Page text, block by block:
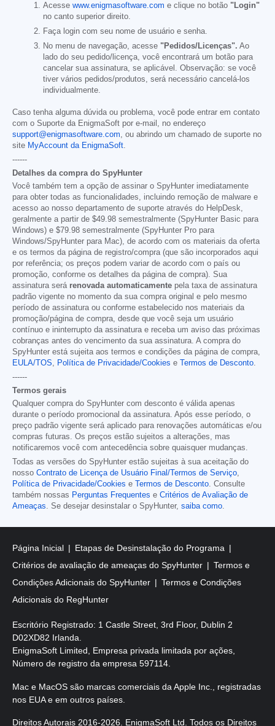
Acesse www.enigmasoftware.com e clique no botão "Login"
no canto superior direito.
Faça login com seu nome de usuário e senha.
No menu de navegação, acesse "Pedidos/Licenças". Ao
lado do seu pedido/licença, você encontrará um botão para
cancelar sua assinatura, se aplicável. Observação: se você
tiver vários pedidos/produtos, será necessário cancelá-los
individualmente.
Caso tenha alguma dúvida ou problema, você pode entrar em contato
com o Suporte da EnigmaSoft por e-mail, no endereço
support@enigmasoftware.com, ou abrindo um chamado de suporte no
site MyAccount da EnigmaSoft.
------
Detalhes da compra do SpyHunter
Você também tem a opção de assinar o SpyHunter imediatamente
para obter todas as funcionalidades, incluindo remoção de malware e
acesso ao nosso departamento de suporte através do HelpDesk,
geralmente a partir de $49.98 semestralmente (SpyHunter Basic para
Windows) e $79.98 semestralmente (SpyHunter Pro para
Windows/SpyHunter para Mac), de acordo com os materiais da oferta
e os termos da página de registro/compra (que são incorporados aqui
por referência; os preços podem variar de acordo com o país ou
promoção, conforme os detalhes da página de compra). Sua
assinatura será renovada automaticamente pela taxa de assinatura
padrão vigente no momento da sua compra original e pelo mesmo
período de assinatura ou conforme estabelecido nos materiais da
promoção/página de compra, desde que você seja um usuário
contínuo e ininterrupto da assinatura e receba um aviso das próximas
cobranças antes do vencimento da sua assinatura. A compra do
SpyHunter está sujeita aos termos e condições da página de compra,
EULA/TOS, Política de Privacidade/Cookies e Termos de Desconto.
------
Termos gerais
Qualquer compra do SpyHunter com desconto é válida apenas
durante o período promocional da assinatura. Após esse período, o
preço padrão vigente será aplicado para renovações automáticas e/ou
compras futuras. Os preços estão sujeitos a alterações, mas
notificaremos você com antecedência sobre quaisquer mudanças.
Todas as versões do SpyHunter estão sujeitas à sua aceitação do
nosso Contrato de Licença de Usuário Final/Termos de Serviço,
Política de Privacidade/Cookies e Termos de Desconto. Consulte
também nossas Perguntas Frequentes e Critérios de Avaliação de
Ameaças. Se desejar desinstalar o SpyHunter, saiba como.
Página Inicial
Etapas de Desinstalação do Programa
Critérios de avaliação de ameaças do SpyHunter
Termos e
Condições Adicionais do SpyHunter
Termos e Condições
Adicionais do RegHunter
Escritório Registrado: 1 Castle Street, 3rd Floor, Dublin 2
D02XD82 Irlanda.
EnigmaSoft Limited, Empresa privada limitada por ações,
Número de registro da empresa 597114.
Mac e MacOS são marcas comerciais da Apple Inc., registradas
nos EUA e em outros países.
Direitos Autorais 2016-2026. EnigmaSoft Ltd. Todos os Direitos